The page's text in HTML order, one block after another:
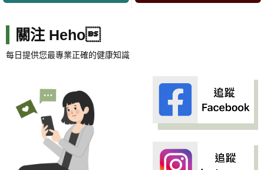
關注 Heho
每日提供您最專業正確的健康知識